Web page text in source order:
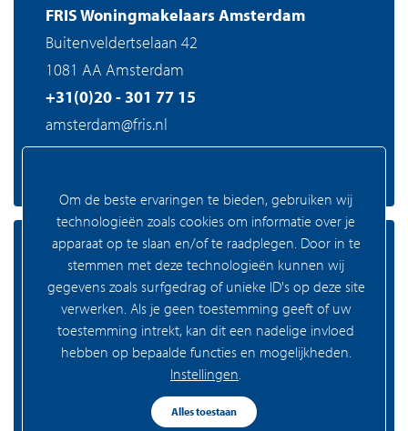
FRIS Woningmakelaars Amsterdam
Buitenveldertselaan 42
1081 AA Amsterdam
+31(0)20 - 301 77 15
amsterdam@fris.nl
Zaandam
FRIS Woningmakelaars Zaandam
Westzijde 83
1506 GA Zaandam
+31(0)75 - 655 50 90
Om de beste ervaringen te bieden, gebruiken wij
technologieën zoals cookies om informatie over je
apparaat op te slaan en/of te raadplegen. Door in te
stemmen met deze technologieën kunnen wij
gegevens zoals surfgedrag of unieke ID's op deze site
verwerken. Als je geen toestemming geeft of uw
toestemming intrekt, kan dit een nadelige invloed
hebben op bepaalde functies en mogelijkheden.
Instellingen
Alles toestaan